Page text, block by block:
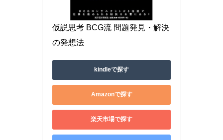
仮説思考 BCG流 問題発見・解決
の発想法
kindleで探す
Amazonで探す
楽天市場で探す